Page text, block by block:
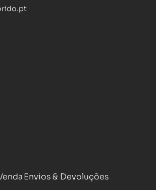
Envios & Devoluções